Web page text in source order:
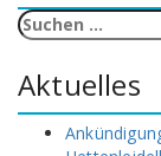
Suchen
nach:
Aktuelles